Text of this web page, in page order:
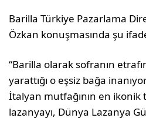
Barilla Türkiye Pazarlama
Özkan konuşmasında şu
“Barilla olarak sofranın
yarattığı o eşsiz bağa
İtalyan mutfağının en ikonik
lazanyayı, Dünya Lazanya